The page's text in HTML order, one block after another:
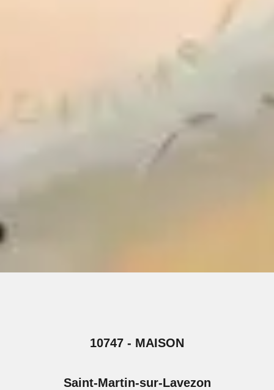
10747 - MAISON
Saint-Martin-sur-Lavezon